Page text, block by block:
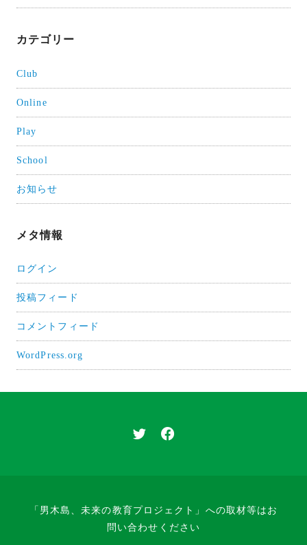
カテゴリー
Club
Online
Play
School
お知らせ
メタ情報
ログイン
投稿フィード
コメントフィード
WordPress.org
「男木島、未来の教育プロジェクト」への取材等はお
問い合わせください